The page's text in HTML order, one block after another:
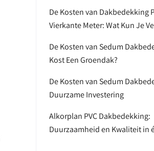
De Kosten van Dakbedekking
Vierkante Meter: Wat Kun Je
De Kosten van Sedum
Kost Een Groendak?
De Kosten van Sedum
Duurzame Investering
Alkorplan PVC Dakbedekking:
Duurzaamheid en Kwaliteit in